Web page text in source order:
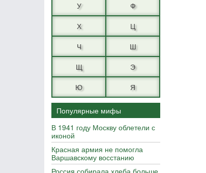
У
Ф
Х
Ц
Ч
Ш
Щ
Э
Ю
Я
Популярные мифы
В 1941 году Москву облетели с
иконой
Красная армия не помогла
Варшавскому восстанию
Россия собирала хлеба больше